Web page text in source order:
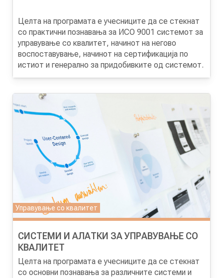
Целта на програмата е учесниците да се стекнат
со практични познавања за ИСО 9001 системот за
управување со квалитет, начинот на негово
воспоставување, начинот на сертификација по
истиот и генерално за придобивките од системот.
Управување со квалитет
СИСТЕМИ И АЛАТКИ ЗА УПРАВУВАЊЕ СО
КВАЛИТЕТ
Целта на програмата е учесниците да се стекнат
со основни познавања за различните системи и